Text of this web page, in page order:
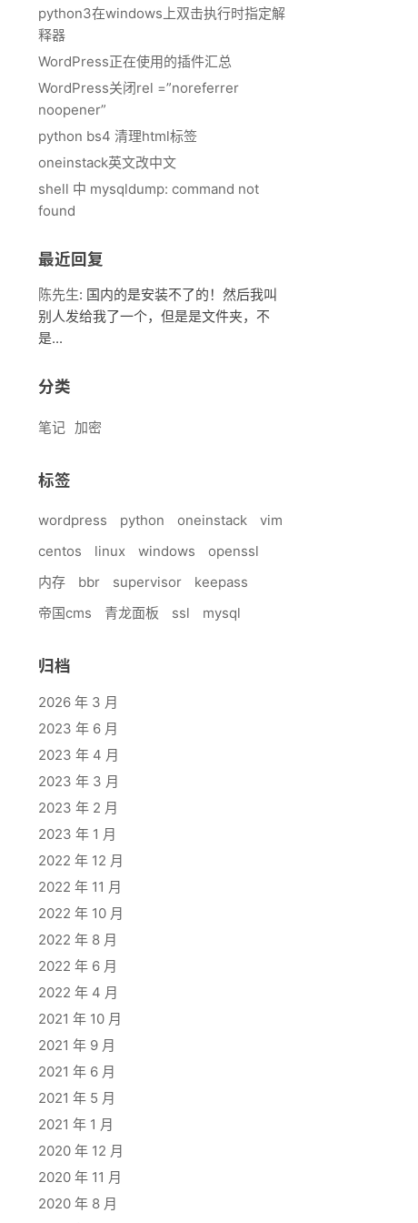
python3在windows上双击执行时指定解
释器
WordPress正在使用的插件汇总
WordPress关闭rel =”noreferrer
noopener”
python bs4 清理html标签
oneinstack英文改中文
shell 中 mysqldump: command not
found
最近回复
陈先生: 国内的是安装不了的！然后我叫
别人发给我了一个，但是是文件夹，不
是...
分类
笔记 加密
标签
wordpress python oneinstack
vim
centos
linux windows
openssl
内存
bbr supervisor
keepass
帝国cms
青龙面板 ssl mysql
归档
2026 年 3 月
2023 年 6 月
2023 年 4 月
2023 年 3 月
2023 年 2 月
2023 年 1 月
2022 年 12 月
2022 年 11 月
2022 年 10 月
2022 年 8 月
2022 年 6 月
2022 年 4 月
2021 年 10 月
2021 年 9 月
2021 年 6 月
2021 年 5 月
2021 年 1 月
2020 年 12 月
2020 年 11 月
2020 年 8 月